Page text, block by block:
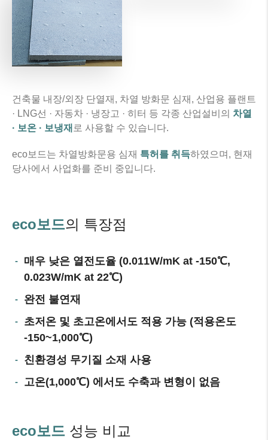
건축물 내장/외장 단열재, 차열 방화문 심재, 산업용 플랜트
· LNG선 · 자동차 · 냉장고 · 히터 등 각종 산업설비의 차열
· 보온 · 보냉재 로 사용할 수 있습니다.
eco보드는 차열방화문용 심재 특허를 취득하였으며, 현재
당사에서 사업화를 준비 중입니다.
eco보드의 특장점
매우 낮은 열전도율 (0.011W/mK at -150℃,
0.023W/mK at 22℃)
완전 불연재
초저온 및 초고온에서도 적용 가능 (적용온도
-150~1,000℃)
친환경성 무기질 소재 사용
고온(1,000℃) 에서도 수축과 변형이 없음
eco보드 성능 비교